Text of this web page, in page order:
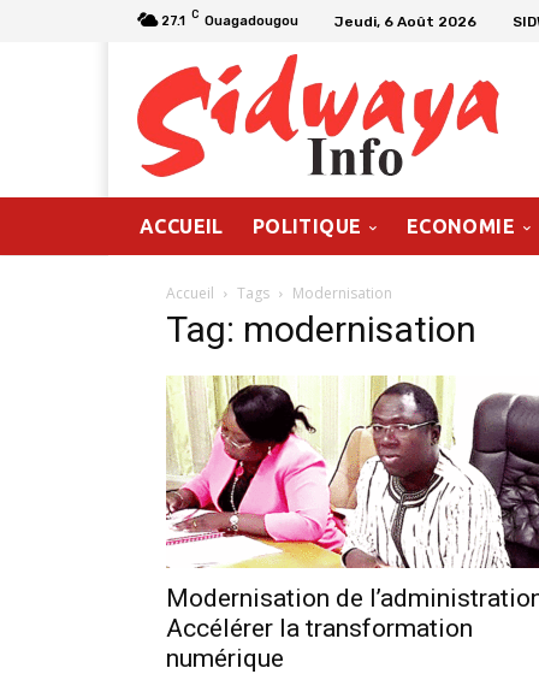
27.1 C Ouagadougou Jeudi, 6 Août 2026
ACCUEIL POLITIQUE ECONOMIE
Accueil Tags Modernisation
Tag: modernisation
Modernisation de
Accélérer la transformation
numérique